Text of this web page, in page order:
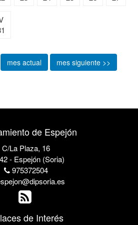
mes actual mes siguiente >>
de Espejón
C/La Plaza, 16
- Espejón (Soria)
975372504
de Interés